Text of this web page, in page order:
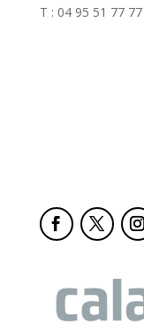
T : 04 95 51 77 77